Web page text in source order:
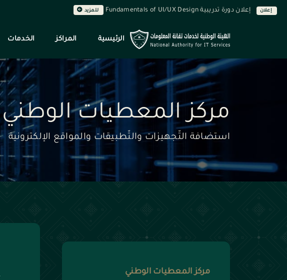
إعلان إعلان دورة تدريبية Fundamentals of UI/UX Design للمزيد
الرئيسية المراكز الخدمات
مركز المعطيات الوطني
استضافة التّجهيزات والتّطبيقات والمواقع الإلكترونية
مركز المعطيات الوطني